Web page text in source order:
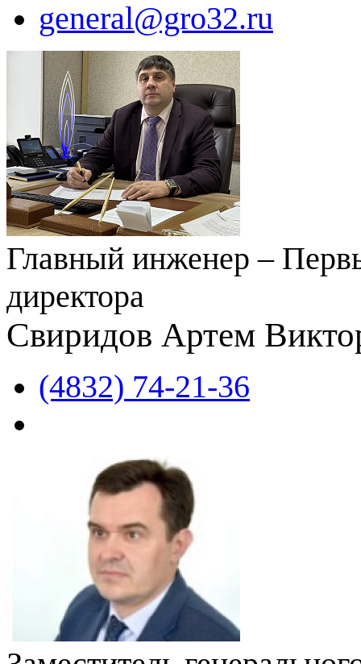
general@gro32.ru
Главный инженер –
директора
Свиридов Артем
(4832) 74-21-36